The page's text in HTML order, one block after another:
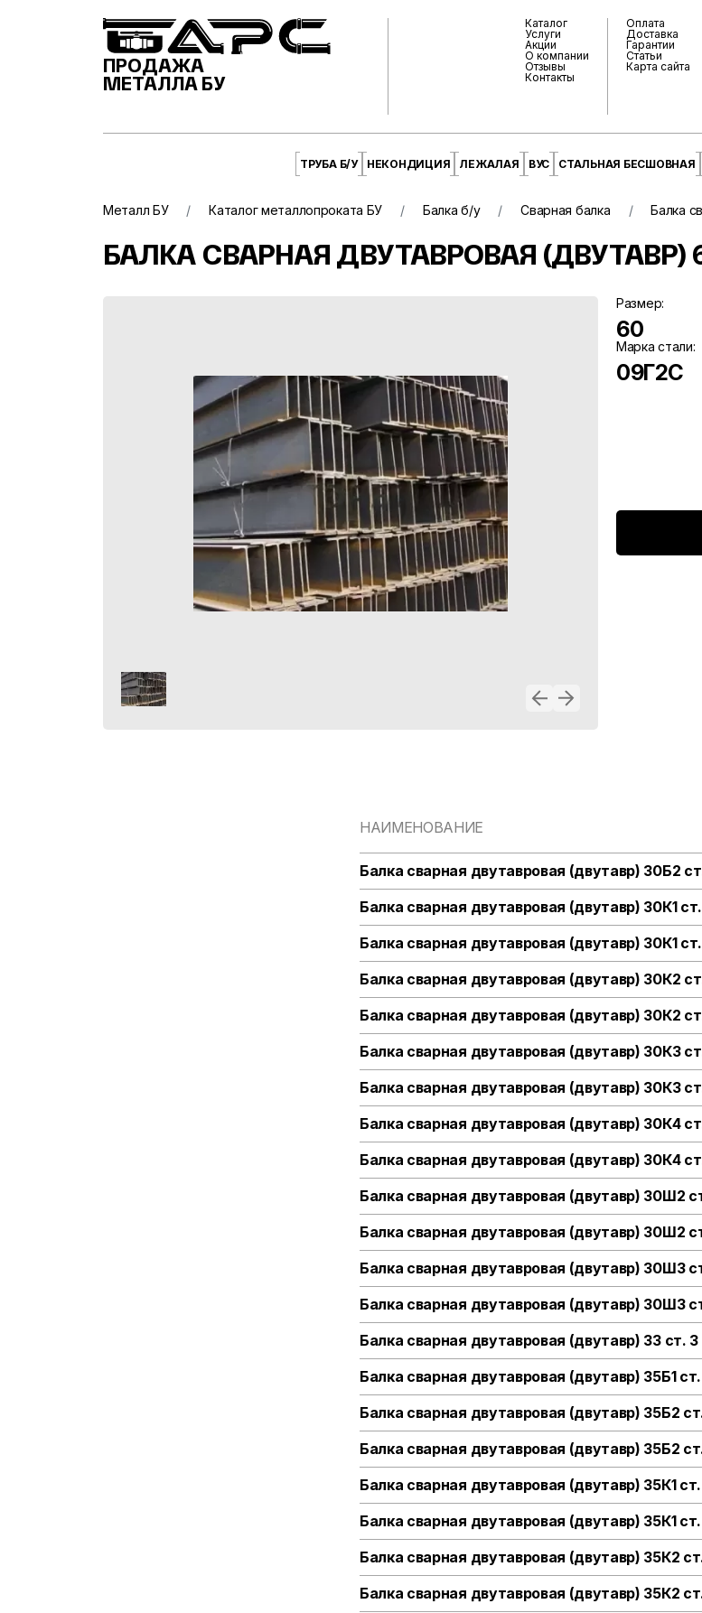
ПРОДАЖА
МЕТАЛЛА БУ
Каталог
Услуги
Акции
О компании
Отзывы
Контакты
Оплата
Доставка
Гарантии
Статьи
Карта сайта
ТРУБА Б/У НЕКОНДИЦИЯ ЛЕЖАЛАЯ ВУС СТАЛЬНАЯ БЕСШОВНАЯ
Металл БУ Каталог металлопроката БУ Балка б/у Сварная балка Балка
БАЛКА СВАРНАЯ ДВУТАВРОВАЯ (ДВУТАВР)
Размер:
60
Марка стали:
09Г2С
НАИМЕНОВАНИЕ
Балка сварная двутавровая (двутавр) 30Б2
Балка сварная двутавровая (двутавр) 30К1
Балка сварная двутавровая (двутавр) 30К1
Балка сварная двутавровая (двутавр) 30К2
Балка сварная двутавровая (двутавр) 30К2
Балка сварная двутавровая (двутавр) 30К3
Балка сварная двутавровая (двутавр) 30К3
Балка сварная двутавровая (двутавр) 30К4
Балка сварная двутавровая (двутавр) 30К4
Балка сварная двутавровая (двутавр) 30Ш2
Балка сварная двутавровая (двутавр) 30Ш2
Балка сварная двутавровая (двутавр) 30Ш3
Балка сварная двутавровая (двутавр) 30Ш3
Балка сварная двутавровая (двутавр) 33 ст. 3
Балка сварная двутавровая (двутавр) 35Б1
Балка сварная двутавровая (двутавр) 35Б2
Балка сварная двутавровая (двутавр) 35Б2
Балка сварная двутавровая (двутавр) 35К1
Балка сварная двутавровая (двутавр) 35К1
Балка сварная двутавровая (двутавр) 35К2
Балка сварная двутавровая (двутавр) 35К2